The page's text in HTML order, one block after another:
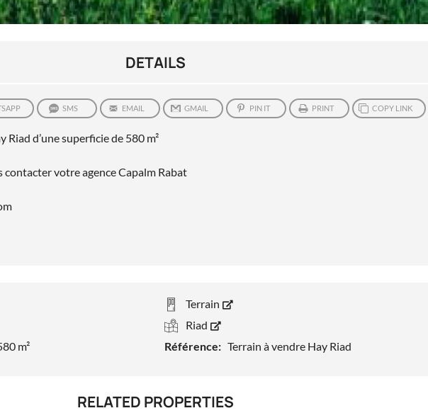
DETAILS
SMS EMAIL GMAIL PIN IT PRINT COPY LINK
Riad d’une superficie de 580 m²
contacter votre agence Capalm Rabat
Terrain
Riad
m² Référence: Terrain à vendre Hay Riad
RELATED PROPERTIES